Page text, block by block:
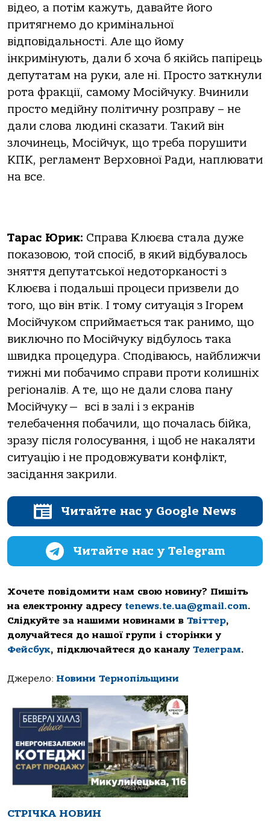
відео, а потім кажуть, давайте його
притягнемо до кримінальної
відповідальності. Але що йому
інкримінують, дали б хоча б якійсь папірець
депутатам на руки, але ні. Просто заткнули
рота фракції, самому Мосійчуку. Вчинили
просто медійну політичну розправу – не
дали слова людині сказати. Такий він
злочинець, Мосійчук, що треба порушити
КПК, регламент Верховної Ради, наплювати
на все.
Тарас Юрик: Справа Клюєва стала дуже
показовою, той спосіб, в який відбувалось
зняття депутатської недоторканості з
Клюєва і подальші процеси призвели до
того, що він втік. І тому ситуація з Ігорем
Мосійчуком сприймається так ранимо, що
виключно по Мосійчуку відбулось така
швидка процедура. Сподіваюсь, найближчи
тижні ми побачимо справи проти колишніх
регіоналів. А те, що не дали слова пану
Мосійчуку — всі в залі і з екранів
телебачення побачили, що почалась бійка,
зразу після голосування, і щоб не накаляти
ситуацію і не продовжувати конфлікт,
засідання закрили.
Читайте нас у Google News
Читайте нас у Telegram
Хочете повідомити нам свою новину? Пишіть
на електронну адресу tenews.te.ua@gmail.com.
Слідкуйте за нашими новинами в Твіттер,
долучайтеся до нашої групи і сторінки у
Фейсбук, підключайтеся до каналу Телеграм.
Джерело: Новини Тернопільщини
СТРІЧКА НОВИН